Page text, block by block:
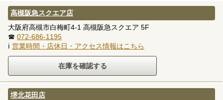
高槻阪急スクエア店
大阪府高槻市白梅町4-1 高槻阪急スクエア 5F
☎ 072-686-1195
ℹ 営業時間・店休日・アクセス情報はこちら
堺北花田店